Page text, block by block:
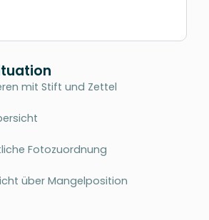
mit Stift und Zettel
Fotozuordnung
über Mangelposition